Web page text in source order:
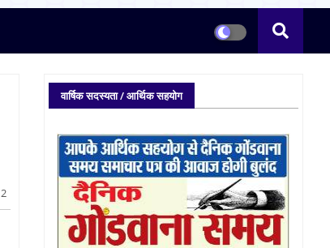
2
वार्षिक सदस्यता / आर्थिक सहयोग